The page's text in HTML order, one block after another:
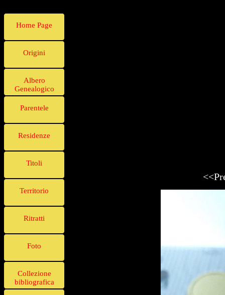
Home Page
Origini
Albero
Genealogico
Parentele
Residenze
Titoli
Territorio
Ritratti
Foto
Collezione
bibliografica